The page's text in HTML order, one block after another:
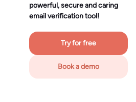
powerful, secure and caring
email verification tool!
Try for free
Book a demo